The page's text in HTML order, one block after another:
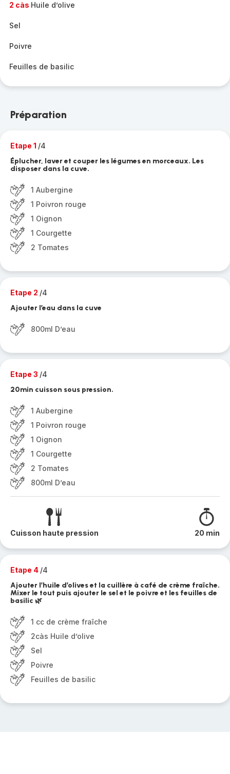
2 càs Huile d’olive
Sel
Poivre
Feuilles de basilic
Préparation
Etape 1 /4
Éplucher, laver et couper les légumes en morceaux. Les
disposer dans la cuve.
1 Aubergine
1 Poivron rouge
1 Oignon
1 Courgette
2 Tomates
Etape 2 /4
Ajouter l’eau dans la cuve
800ml D’eau
Etape 3 /4
20min cuisson sous pression.
1 Aubergine
1 Poivron rouge
1 Oignon
1 Courgette
2 Tomates
800ml D’eau
Cuisson haute pression 20 min
Etape 4 /4
Ajouter l’huile d’olives et la cuillère à café de crème fraîche.
Mixer le tout puis ajouter le sel et le poivre et les feuilles de
basilic 🌿
1 cc de crème fraîche
2càs Huile d’olive
Sel
Poivre
Feuilles de basilic